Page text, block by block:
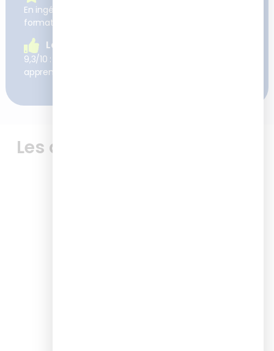
En ingénierie pédagogique et digitalisation des
formations
La satisfaction client
9,3/10 : c’est la satisfaction moyenne à chaud de nos
apprenants après nos formations
Les avis de nos apprenants